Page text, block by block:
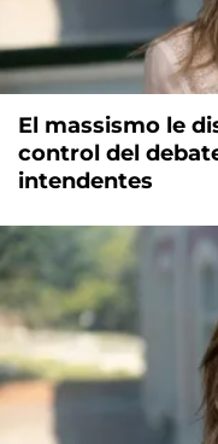
El massismo le
control del
intendentes